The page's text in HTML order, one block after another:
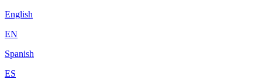
English
EN
Spanish
ES